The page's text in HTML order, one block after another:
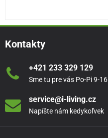
Kontakty
+421 233 329 129
Sme tu pre vás Po-Pi 9-16
service@i-living.cz
Napíšte nám kedykoľvek